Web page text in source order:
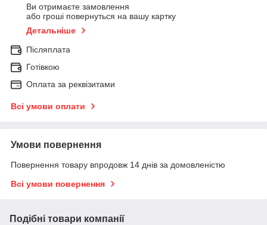
Ви отримаєте замовлення
або гроші повернуться на вашу картку
Детальніше
Післяплата
Готівкою
Оплата за реквізитами
Всі умови оплати
Умови повернення
Повернення товару впродовж 14 днів за домовленістю
Всі умови повернення
Подібні товари компанії